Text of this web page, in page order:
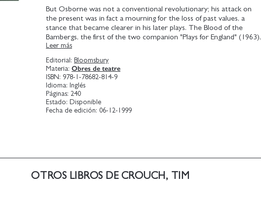
But Osborne was not a conventional revolutionary; his attack on
the present was in fact a mourning for the loss of past values, a
stance that became clearer in his later plays. The Blood of the
Bambergs, the first of the two companion "Plays for England" (1963),
is a satirical account of a royal wedding. The second play, Under Plain
interest' story. Watch it Come Down (1975) is the story of a man
waiting for death, while his friends trash and scar each other around
him.
Leer más
Editorial: Bloomsbury
Materia:Obres de teatre
ISBN: 978-1-78682-814-9
Idioma: Inglés
Páginas: 240
Estado: Disponible
Fecha de edición: 06-12-1999
OTROS LIBROS DE CROUCH, TIM